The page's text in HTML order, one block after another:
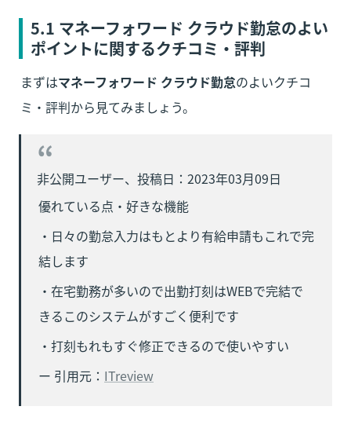
5.1 マネーフォワード クラウド勤怠のよい
ポイントに関するクチコミ・評判
まずはマネーフォワード クラウド勤怠のよいクチコ
ミ・評判から見てみましょう。
優れている点・好きな機能
・日々の勤怠入力はもとより有給申請もこれで完
結します
・在宅勤務が多いので出勤打刻はWEBで完結で
きるこのシステムがすごく便利です
・打刻もれもすぐ修正できるので使いやすい
ー 引用元： ITreview